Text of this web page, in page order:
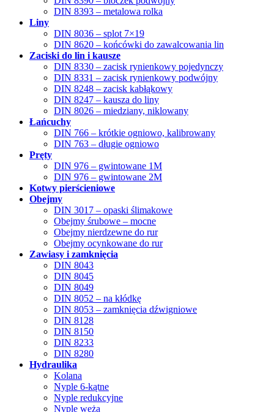
DIN 8393 – metalowa rolka
Liny
DIN 8036 – splot 7×19
DIN 8620 – końcówki do zawalcowania lin
Zaciski do lin i kausze
DIN 8330 – zacisk rynienkowy pojedynczy
DIN 8331 – zacisk rynienkowy podwójny
DIN 8248 – zacisk kabłąkowy
DIN 8247 – kausza do liny
DIN 8026 – miedziany, niklowany
Łańcuchy
DIN 766 – krótkie ogniowo, kalibrowany
DIN 763 – długie ogniowo
Pręty
DIN 976 – gwintowane 1M
DIN 976 – gwintowane 2M
Kotwy pierścieniowe
Obejmy
DIN 3017 – opaski ślimakowe
Obejmy śrubowe – mocne
Obejmy nierdzewne do rur
Obejmy ocynkowane do rur
Zawiasy i zamknięcia
DIN 8043
DIN 8045
DIN 8049
DIN 8052 – na kłódkę
DIN 8053 – zamknięcia dźwigniowe
DIN 8128
DIN 8150
DIN 8233
DIN 8280
Hydraulika
Kolana
Nyple 6-kątne
Nyple redukcyjne
Nyple węża